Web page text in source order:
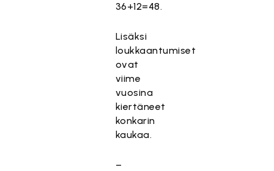
36+12=48.
Lisäksi
loukkaantumiset
ovat
viime
vuosina
kiertäneet
konkarin
kaukaa.
–